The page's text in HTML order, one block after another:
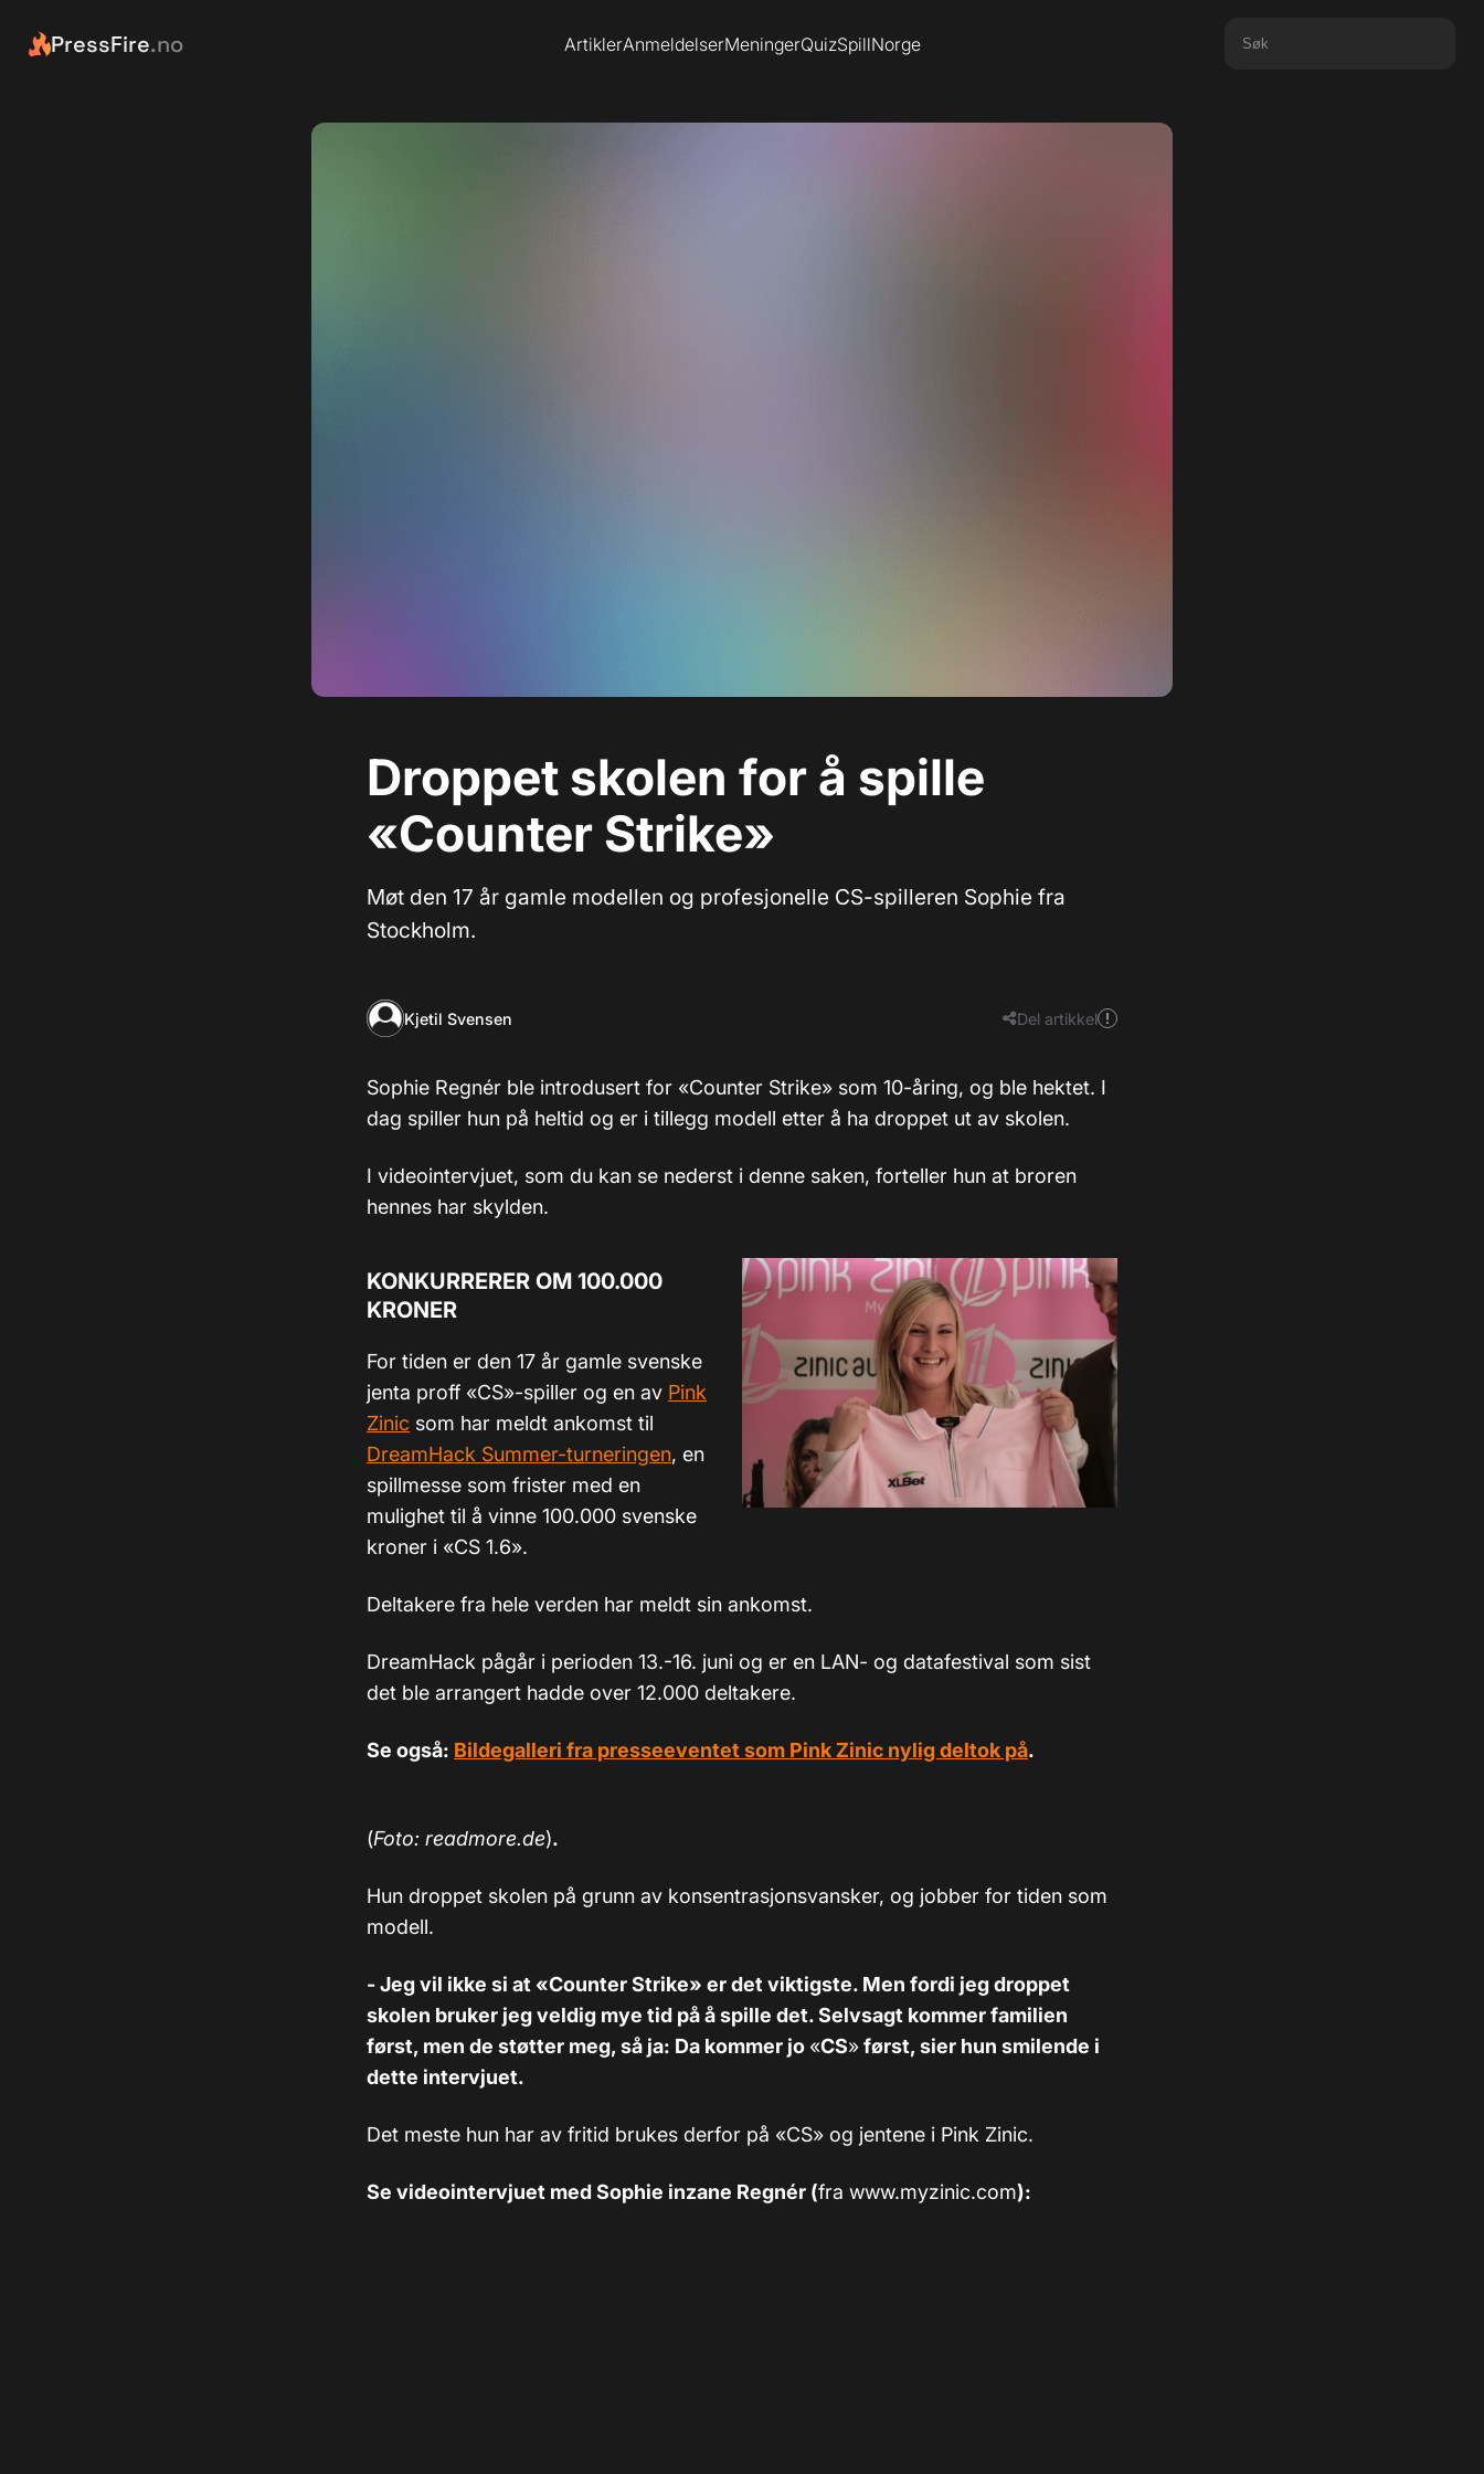
PressFire.no ArtiklerAnmeldelserMeningerQuizSpillNorge
Droppet skolen for å spille
«Counter Strike»
Møt den 17 år gamle modellen og profesjonelle CS-spilleren Sophie fra
Stockholm.
Kjetil Svensen Del artikkel
Sophie Regnér ble introdusert for «Counter Strike» som 10-åring, og ble hektet. I
dag spiller hun på heltid og er i tillegg modell etter å ha droppet ut av skolen.
I videointervjuet, som du kan se nederst i denne saken, forteller hun at broren
hennes har skylden.
KONKURRERER OM 100.000
KRONER
For tiden er den 17 år gamle svenske
jenta proff «CS»-spiller og en av Pink
Zinic som har meldt ankomst til
DreamHack Summer-turneringen, en
spillmesse som frister med en
mulighet til å vinne 100.000 svenske
kroner i «CS 1.6».
Deltakere fra hele verden har meldt sin ankomst.
DreamHack pågår i perioden 13.-16. juni og er en LAN- og datafestival som sist
det ble arrangert hadde over 12.000 deltakere.
Se også: Bildegalleri fra presseeventet som Pink Zinic nylig deltok på.
(Foto: readmore.de).
Hun droppet skolen på grunn av konsentrasjonsvansker, og jobber for tiden som
modell.
- Jeg vil ikke si at «Counter Strike» er det viktigste. Men fordi jeg droppet
skolen bruker jeg veldig mye tid på å spille det. Selvsagt kommer familien
først, men de støtter meg, så ja: Da kommer jo «CS»først, sier hun smilende i
dette intervjuet.
Det meste hun har av fritid brukes derfor på «CS» og jentene i Pink Zinic.
Se videointervjuet med Sophie inzane Regnér (fra www.myzinic.com):